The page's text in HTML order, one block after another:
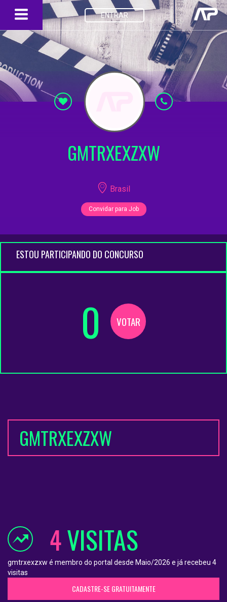
ENTRAR
GMTRXEXZXW
Brasil
Convidar para Job
ESTOU PARTICIPANDO DO CONCURSO
0 VOTAR
GMTRXEXZXW
4VISITAS
gmtrxexzxw é membro do portal desde Maio/2026 e já recebeu 4
visitas
CADASTRE-SE GRATUITAMENTE